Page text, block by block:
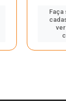
Faça